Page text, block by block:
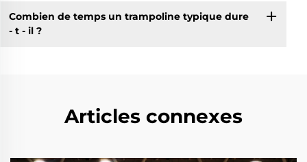
Combien de temps un trampoline typique dure
- t - il ?
Articles connexes